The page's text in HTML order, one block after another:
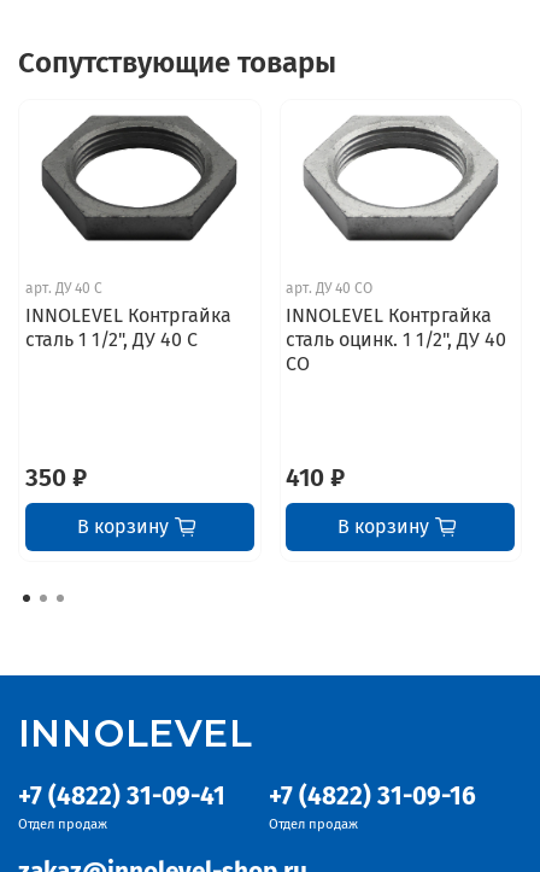
Сопутствующие товары
арт. ДУ 40 С
INNOLEVEL Контргайка
сталь 1 1/2", ДУ 40 С
350 ₽
В корзину
арт.ДУ 40 СО
INNOLEVEL Контргайка
сталь оцинк. 1 1/2", ДУ 40
СО
410 ₽
В корзину
+7 (4822) 31-09-41
Отдел продаж
+7 (4822) 31-09-16
Отдел продаж
INNOLEVEL